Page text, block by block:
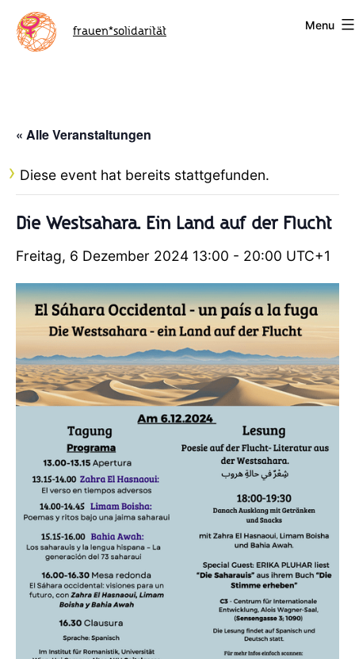
Skip
content
frauen*solidarität
Menu
« Alle Veranstaltungen
Diese event hat bereits stattgefunden.
Die Westsahara. Ein Land auf der Flucht
Freitag, 6 Dezember 2024 13:00 - 20:00 UTC+1